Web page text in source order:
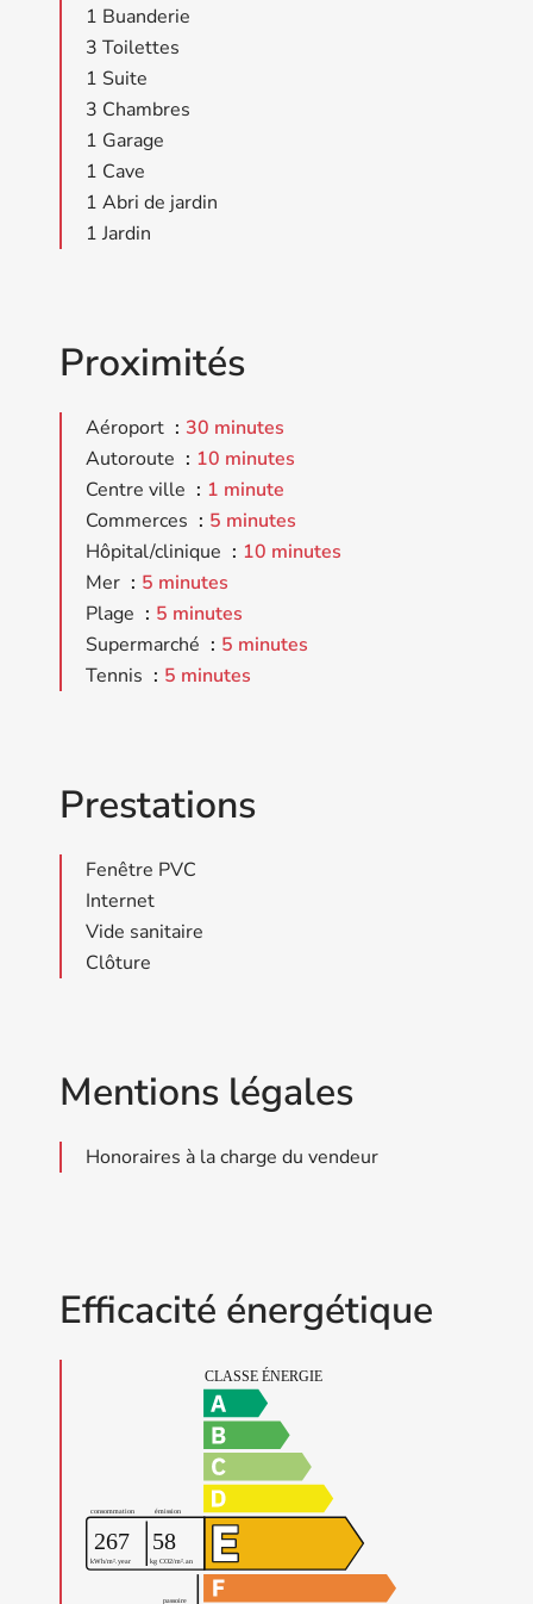
1 Buanderie
3 Toilettes
1 Suite
3 Chambres
1 Garage
1 Cave
1 Abri de jardin
1 Jardin
Proximités
Aéroport
30 minutes
Autoroute
10 minutes
Centre ville
1 minute
Commerces
5 minutes
Hôpital/clinique
10 minutes
Mer
5 minutes
Plage
5 minutes
Supermarché
5 minutes
Tennis
5 minutes
Prestations
Fenêtre PVC
Internet
Vide sanitaire
Clôture
Mentions légales
Honoraires à la charge du vendeur
Efficacité énergétique